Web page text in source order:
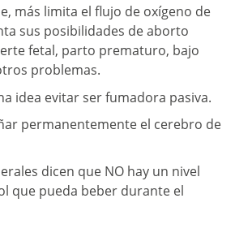
más limita el flujo de oxígeno de
sus posibilidades de aborto
fetal, parto prematuro, bajo
problemas.
idea evitar ser fumadora pasiva.
permanentemente el cerebro de
dicen que NO hay un nivel
que pueda beber durante el